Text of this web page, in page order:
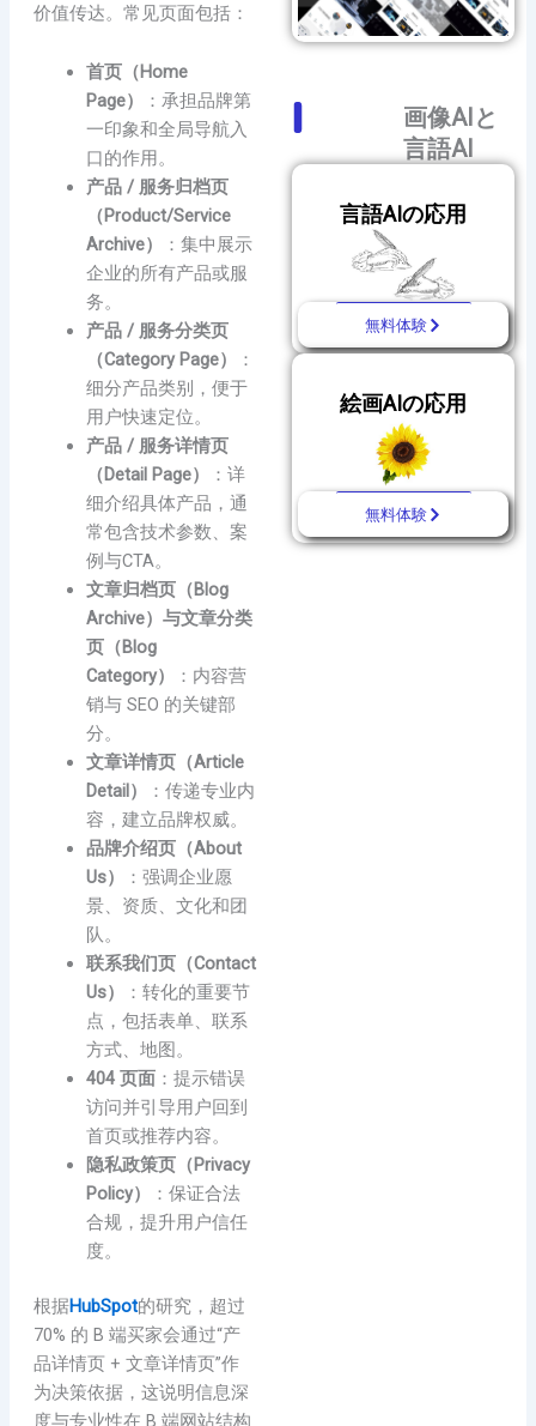
价值传达。常见页面包括：
首页（Home
Page）
：承担品牌第
一印象和全局导航入
口的作用。
产品 / 服务归档页
（Product/Service
Archive）
：集中展示
企业的所有产品或服
务。
产品 / 服务分类页
（Category Page）
：
细分产品类别，便于
用户快速定位。
产品 / 服务详情页
（Detail Page）
：详
细介绍具体产品，通
常包含技术参数、案
例与CTA。
文章归档页（Blog
Archive）与文章分类
页（Blog
Category）
：内容营
销与 SEO 的关键部
分。
文章详情页（Article
Detail）
：传递专业内
容，建立品牌权威。
品牌介绍页（About
Us）
：强调企业愿
景、资质、文化和团
队。
联系我们页（Contact
Us）
：转化的重要节
点，包括表单、联系
方式、地图。
404 页面：提示错误
访问并引导用户回到
首页或推荐内容。
隐私政策页（Privacy
Policy）
：保证合法
合规，提升用户信任
度。
根据HubSpot的研究，超过
70% 的 B 端买家会通过“产
品详情页 + 文章详情页”作
为决策依据，这说明信息深
度与专业性在 B 端网站结构
画像AIと
言語AI
言語AIの応用
無料体験
絵画AIの応用
無料体験